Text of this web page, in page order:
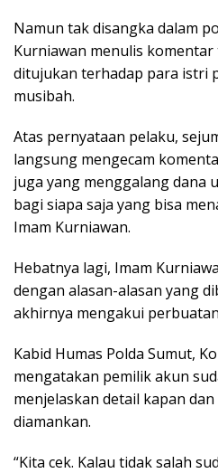
Namun tak disangka dalam
Kurniawan menulis
ditujukan terhadap para istri
musibah.
Atas pernyataan pelaku,
langsung mengecam
juga yang menggalang dana
bagi siapa saja yang bisa
Imam Kurniawan.
Hebatnya lagi, Imam
dengan alasan-alasan yang
akhirnya mengakui
Kabid Humas Polda Sumut,
mengatakan pemilik akun
menjelaskan detail kapan
diamankan.
“Kita cek. Kalau tidak salah